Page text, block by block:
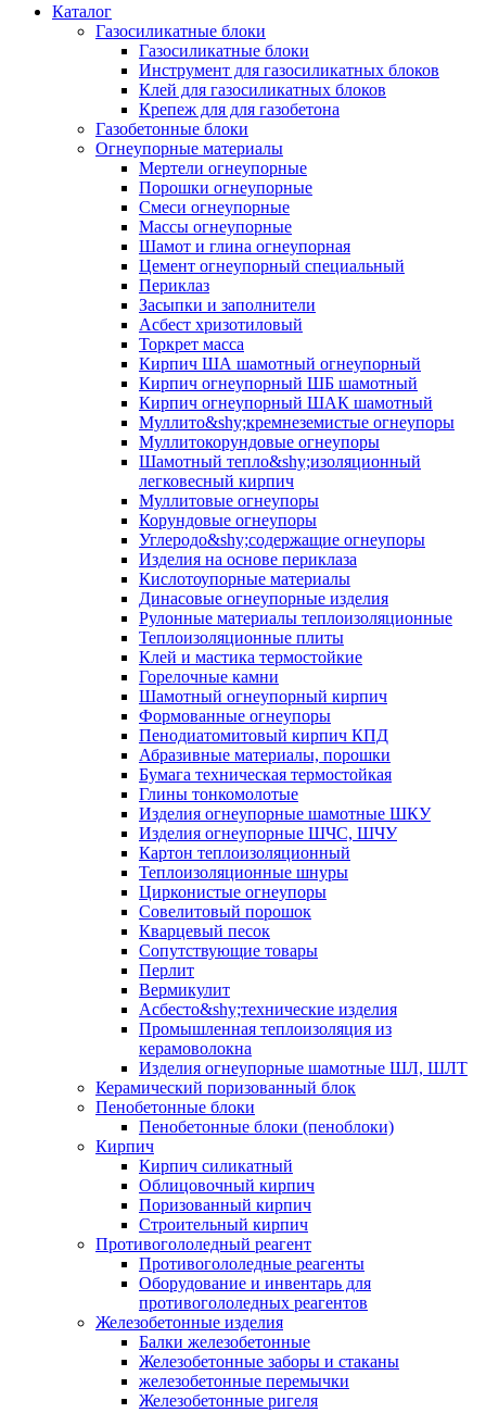
Каталог
Газосиликатные блоки
Газосиликатные блоки
Инструмент для газосиликатных блоков
Клей для газосиликатных блоков
Крепеж для для газобетона
Газобетонные блоки
Огнеупорные материалы
Мертели огнеупорные
Порошки огнеупорные
Смеси огнеупорные
Массы огнеупорные
Шамот и глина огнеупорная
Цемент огнеупорный специальный
Периклаз
Засыпки и заполнители
Асбест хризотиловый
Торкрет масса
Кирпич ША шамотный огнеупорный
Кирпич огнеупорный ШБ шамотный
Кирпич огнеупорный ШАК шамотный
Муллито&shy;­кремнеземистые огнеупоры
Муллито­корундовые огнеупоры
Шамотный тепло&shy;изоляционный
легковесный кирпич
Муллитовые огнеупоры
Корундовые огнеупоры
Углеродо&shy;содержащие огнеупоры
Изделия на основе периклаза
Кислотоупорные материалы
Динасовые огнеупорные изделия
Рулонные материалы теплоизоляционные
Тепло­изоляционные плиты
Клей и мастика термостойкие
Горелочные камни
Шамотный огнеупорный кирпич
Формованные огнеупоры
Пенодиатомитовый кирпич КПД
Абразивные материалы, порошки
Бумага техническая термостойкая
Глины тонкомолотые
Изделия огнеупорные шамотные ШКУ
Изделия огнеупорные ШЧС, ШЧУ
Картон теплоизоляционный
Теплоизоляционные шнуры
Цирконистые огнеупоры
Совелитовый порошок
Кварцевый песок
Сопутствующие товары
Перлит
Вермикулит
Асбесто&shy;технические изделия
Промышленная теплоизоляция из
керамоволокна
Изделия огнеупорные шамотные ШЛ, ШЛТ
Керамический поризованный блок
Пенобетонные блоки
Пенобетонные блоки (пеноблоки)
Кирпич
Кирпич силикатный
Облицовочный кирпич
Поризованный кирпич
Строительный кирпич
Противогололедный реагент
Противогололедные реагенты
Оборудование и инвентарь для
противогололедных реагентов
Железобетонные изделия
Балки железобетонные
Железобетонные заборы и стаканы
железобетонные перемычки
Железобетонные ригеля